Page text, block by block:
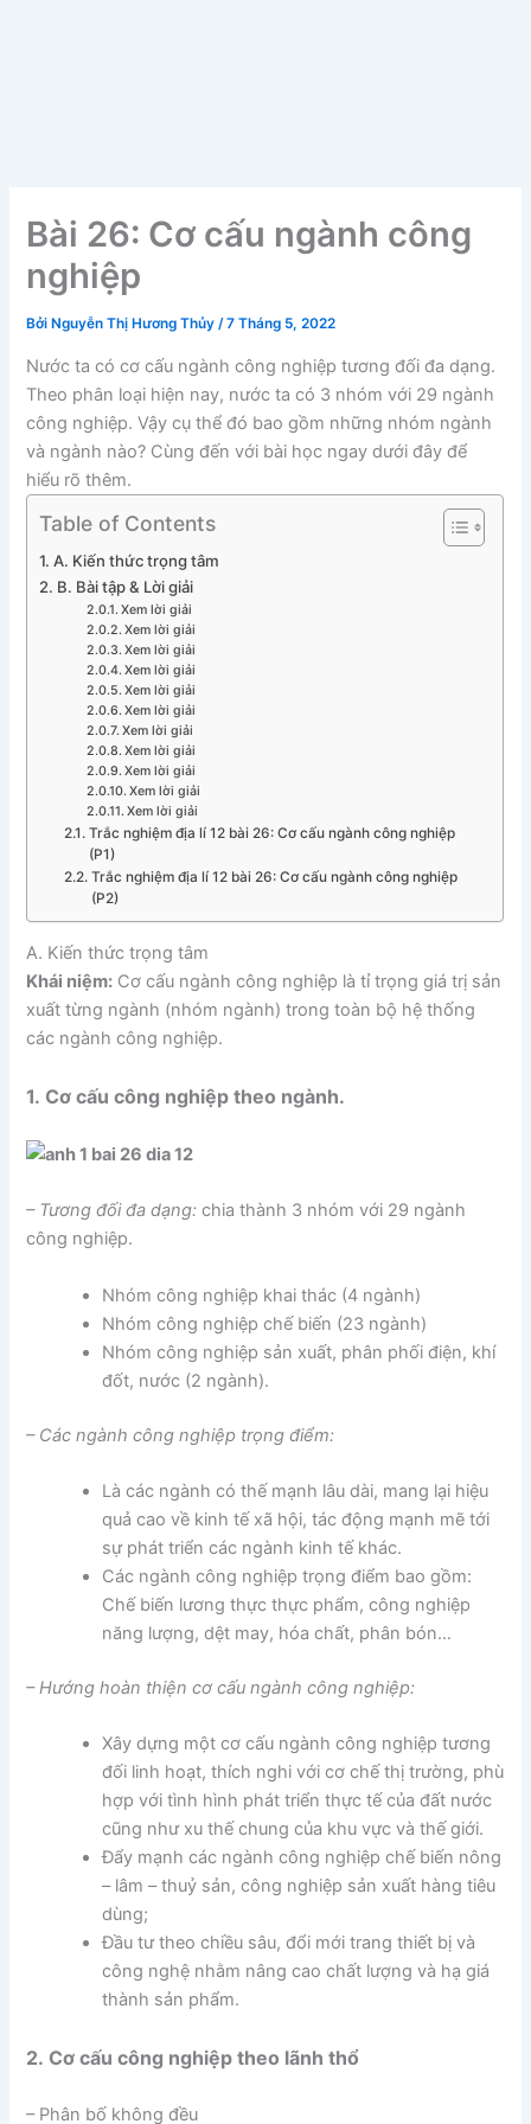
Bài 26: Cơ cấu ngành công
nghiệp
Bởi Nguyễn Thị Hương Thủy/7 Tháng 5, 2022
Nước ta có cơ cấu ngành công nghiệp tương đối đa dạng.
Theo phân loại hiện nay, nước ta có 3 nhóm với 29 ngành
công nghiệp. Vậy cụ thể đó bao gồm những nhóm ngành
và ngành nào? Cùng đến với bài học ngay dưới đây để
hiểu rõ thêm.
Table of Contents
A. Kiến thức trọng tâm
B. Bài tập & Lời giải
Xem lời giải
Xem lời giải
Xem lời giải
Xem lời giải
Xem lời giải
Xem lời giải
Xem lời giải
Xem lời giải
Xem lời giải
Xem lời giải
Xem lời giải
Trắc nghiệm địa lí 12 bài 26: Cơ cấu ngành công nghiệp
(P1)
Trắc nghiệm địa lí 12 bài 26: Cơ cấu ngành công nghiệp
(P2)
A. Kiến thức trọng tâm
Khái niệm: Cơ cấu ngành công nghiệp là tỉ trọng giá trị sản
xuất từng ngành (nhóm ngành) trong toàn bộ hệ thống
các ngành công nghiệp.
1. Cơ cấu công nghiệp theo ngành.
– Tương đối đa dạng: chia thành 3 nhóm với 29 ngành
công nghiệp.
Nhóm công nghiệp khai thác (4 ngành)
Nhóm công nghiệp chế biến (23 ngành)
Nhóm công nghiệp sản xuất, phân phối điện, khí
đốt, nước (2 ngành).
– Các ngành công nghiệp trọng điểm:
Là các ngành có thế mạnh lâu dài, mang lại hiệu
quả cao về kinh tế xã hội, tác động mạnh mẽ tới
sự phát triển các ngành kinh tế khác.
Các ngành công nghiệp trọng điểm bao gồm:
Chế biến lương thực thực phẩm, công nghiệp
năng lượng, dệt may, hóa chất, phân bón…
– Hướng hoàn thiện cơ cấu ngành công nghiệp:
Xây dựng một cơ cấu ngành công nghiệp tương
đối linh hoạt, thích nghi với cơ chế thị trường, phù
hợp với tình hình phát triển thực tế của đất nước
cũng như xu thế chung của khu vực và thế giới.
Đẩy mạnh các ngành công nghiệp chế biến nông
– lâm – thuỷ sản, công nghiệp sản xuất hàng tiêu
dùng;
Đầu tư theo chiều sâu, đổi mới trang thiết bị và
công nghệ nhằm nâng cao chất lượng và hạ giá
thành sản phẩm.
2. Cơ cấu công nghiệp theo lãnh thổ
– Phân bố không đều